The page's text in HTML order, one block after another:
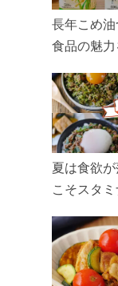
長年こめ
食品の魅
ん、製造
こめ油を
ぜひお楽
夏は食欲
こそスタ
リ食べて
う！